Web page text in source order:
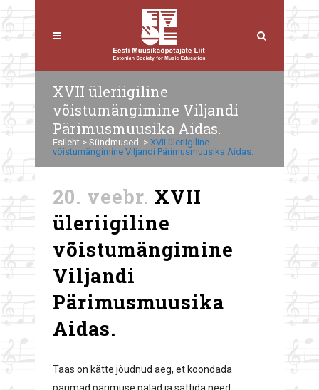
XVII üleriigiline
võistumängimine Viljandi
Pärimusmuusika Aidas.
Esileht > Sündmused > XVII üleriigiline
võistumängimine Viljandi Pärimusmuusika Aidas.
20. veebr. XVII
üleriigiline
võistumängimine
Viljandi
Pärimusmuusika
Aidas.
Taas on kätte jõudnud aeg, et koondada